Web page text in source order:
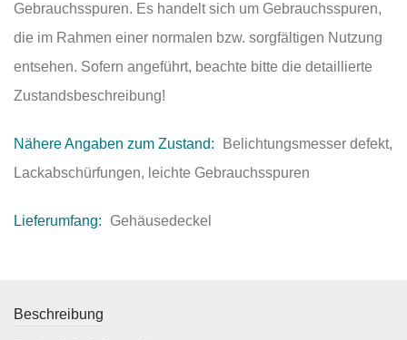
Gebrauchsspuren. Es handelt sich um Gebrauchsspuren,
die im Rahmen einer normalen bzw. sorgfältigen Nutzung
entsehen. Sofern angeführt, beachte bitte die detaillierte
Zustandsbeschreibung!
Nähere Angaben zum Zustand:
Belichtungsmesser defekt,
Lackabschürfungen, leichte Gebrauchsspuren
Lieferumfang: Gehäusedeckel
Beschreibung